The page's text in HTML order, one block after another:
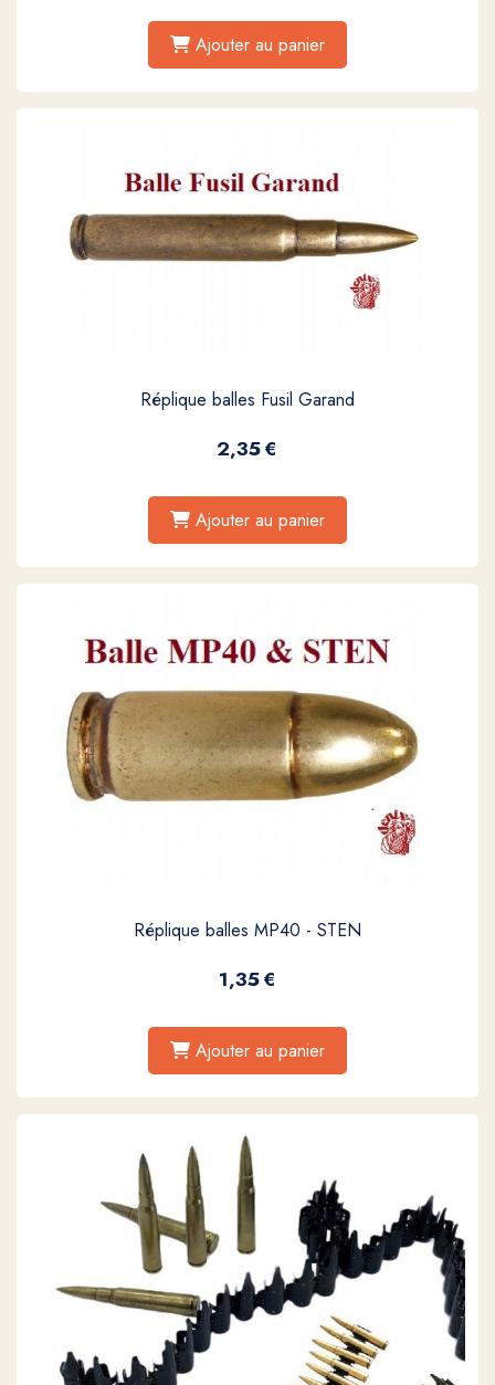
Ajouter au panier
Réplique balles Fusil Garand
2,35€
Ajouter au panier
Réplique balles MP40 - STEN
1,35€
Ajouter au panier